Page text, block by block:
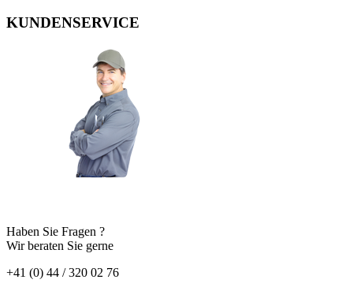
KUNDENSERVICE
Haben Sie Fragen ?
Wir beraten Sie gerne
+41 (0) 44 / 320 02 76